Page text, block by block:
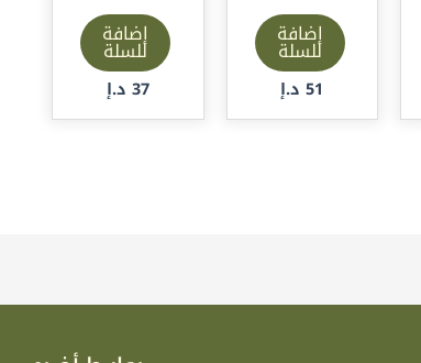
إضافة
للسلة
51 د.إ
إضافة
للسلة
37 د.إ